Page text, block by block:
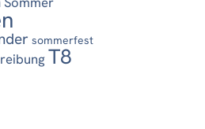
sommerfest
T8